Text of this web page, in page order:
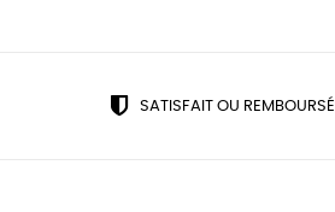
SATISFAIT OU REMBOURSÉ